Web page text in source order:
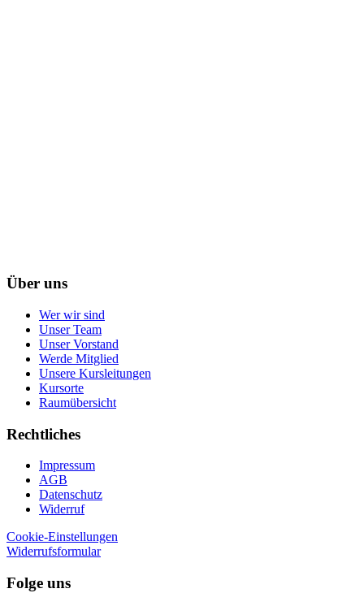
Über uns
Wer wir sind
Unser Team
Unser Vorstand
Werde Mitglied
Unsere Kursleitungen
Kursorte
Raumübersicht
Rechtliches
Impressum
AGB
Datenschutz
Widerruf
Cookie-Einstellungen
Widerrufsformular
Folge uns